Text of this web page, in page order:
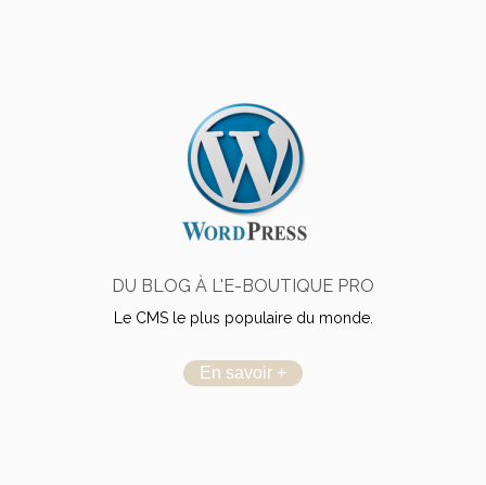
DU BLOG À L'E-BOUTIQUE PRO
Le CMS le plus populaire du monde.
En savoir +